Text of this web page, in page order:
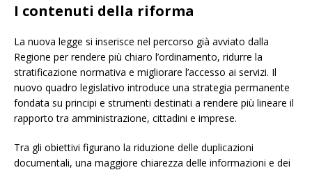
I contenuti della riforma
La nuova legge si inserisce nel percorso già avviato dalla
Regione per rendere più chiaro l’ordinamento, ridurre la
stratificazione normativa e migliorare l’accesso ai servizi. Il
nuovo quadro legislativo introduce una strategia permanente
fondata su principi e strumenti destinati a rendere più lineare il
rapporto tra amministrazione, cittadini e imprese.
Tra gli obiettivi figurano la riduzione delle duplicazioni
documentali, una maggiore chiarezza delle informazioni e dei